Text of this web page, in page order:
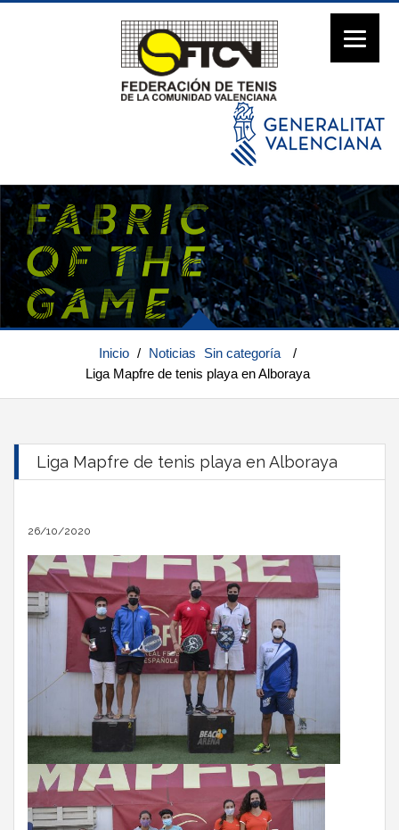
Inicio / Noticias Sin categoría
/
Liga Mapfre de tenis playa en Alboraya
Liga Mapfre de tenis playa en Alboraya
26/10/2020